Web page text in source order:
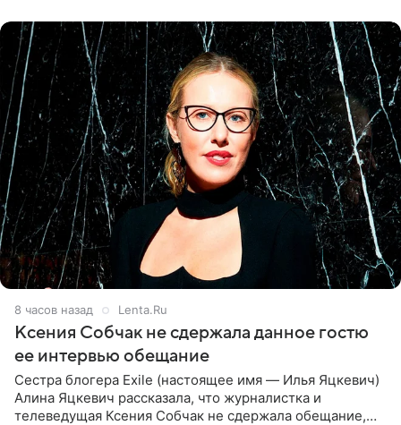
8 часов назад Lenta.Ru
Ксения Собчак не сдержала данное гостю
ее интервью обещание
Сестра блогера Exile (настоящее имя — Илья Яцкевич)
Алина Яцкевич рассказала, что журналистка и
телеведущая Ксения Собчак не сдержала обещание,